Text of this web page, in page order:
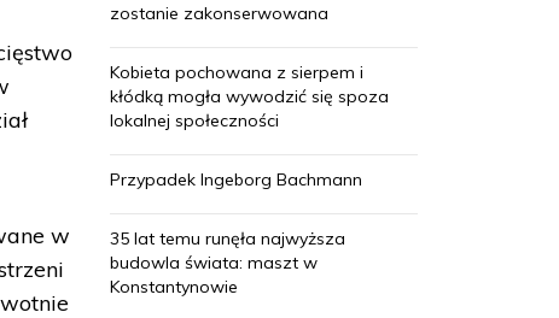
w
zostanie zakonserwowana
Kobieta pochowana z sierpem i
kłódką mogła wywodzić się spoza
lokalnej społeczności
Przypadek Ingeborg Bachmann
35 lat temu runęła najwyższa
budowla świata: maszt w
Konstantynowie